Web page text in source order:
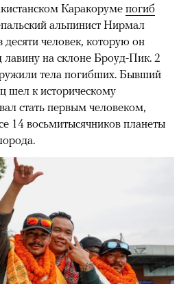
Каракоруме погиб
альпинист Нирмал
человек, которую он
лавину на склоне Броуд-Пик. 2
тела погибших. Бывший
шел к историческому
стать первым человеком,
14 восьмитысячников планеты